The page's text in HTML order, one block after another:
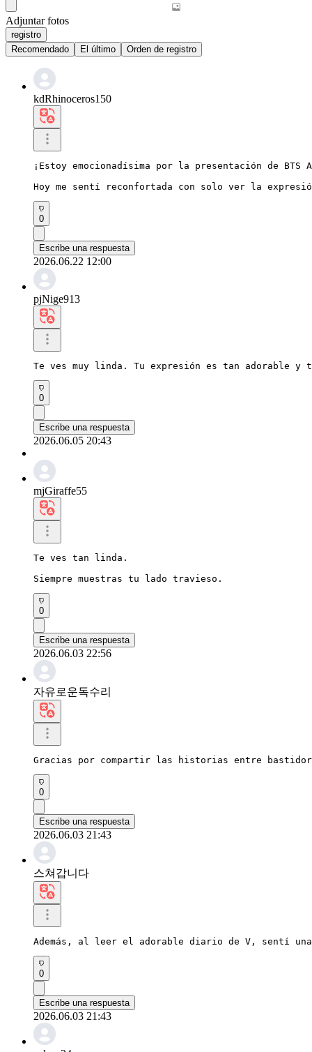
Adjuntar fotos
registro
Recomendado
El último Orden de registro
kdRhinoceros150
¡Estoy emocionadísima por la presentación de BTS
Hoy me sentí reconfortada con solo ver la
0
Escribe una respuesta
2026.06.22 12:00
pjNige913
Te ves muy linda. Tu expresión es tan adorable y
0
Escribe una respuesta
2026.06.05 20:43
mjGiraffe55
Te ves tan linda.
Siempre muestras tu lado travieso.
0
Escribe una respuesta
2026.06.03 22:56
자유로운독수리
Gracias por compartir las historias entre
0
Escribe una respuesta
2026.06.03 21:43
스쳐갑니다
Además, al leer el adorable diario de V, sentí
0
Escribe una respuesta
2026.06.03 21:43